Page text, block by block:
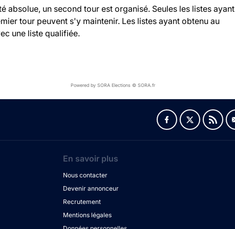
absolue, un second tour est organisé. Seules les listes ayant
tour peuvent s'y maintenir. Les listes ayant obtenu au
une liste qualifiée.
Powered by SORA Elections © SORA.fr
En savoir plus
Nous contacter
Devenir annonceur
Recrutement
Mentions légales